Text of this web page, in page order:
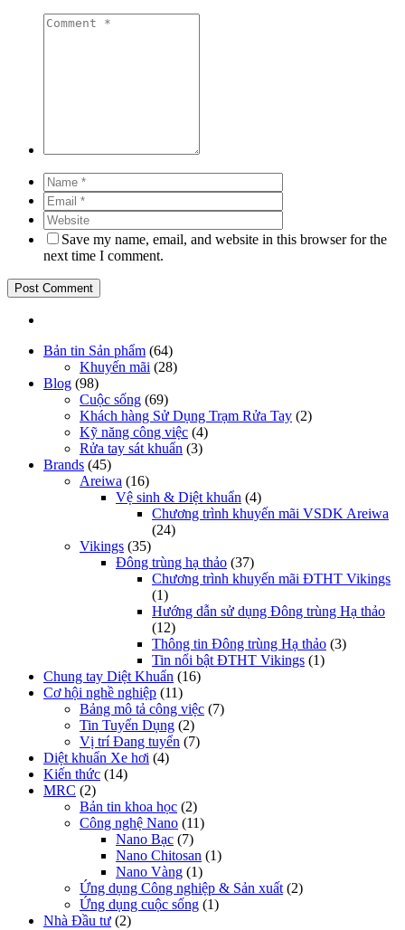
Save my name, email, and website in this browser for the
next time I comment.
Bản tin Sản phẩm (64)
Khuyến mãi (28)
Blog (98)
Cuộc sống (69)
Khách hàng Sử Dụng Trạm Rửa Tay (2)
Kỹ năng công việc (4)
Rửa tay sát khuẩn (3)
Brands (45)
Areiwa (16)
Vệ sinh & Diệt khuẩn (4)
Chương trình khuyến mãi VSDK Areiwa
(24)
Vikings (35)
Đông trùng hạ thảo (37)
Chương trình khuyến mãi ĐTHT Vikings
(1)
Hướng dẫn sử dụng Đông trùng Hạ thảo
(12)
Thông tin Đông trùng Hạ thảo (3)
Tin nổi bật ĐTHT Vikings (1)
Chung tay Diệt Khuẩn (16)
Cơ hội nghề nghiệp (11)
Bảng mô tả công việc (7)
Tin Tuyển Dụng (2)
Vị trí Đang tuyển (7)
Diệt khuẩn Xe hơi (4)
Kiến thức (14)
MRC (2)
Bản tin khoa học (2)
Công nghệ Nano (11)
Nano Bạc (7)
Nano Chitosan (1)
Nano Vàng (1)
Ứng dụng Công nghiệp & Sản xuất (2)
Ứng dụng cuộc sống (1)
Nhà Đầu tư (2)